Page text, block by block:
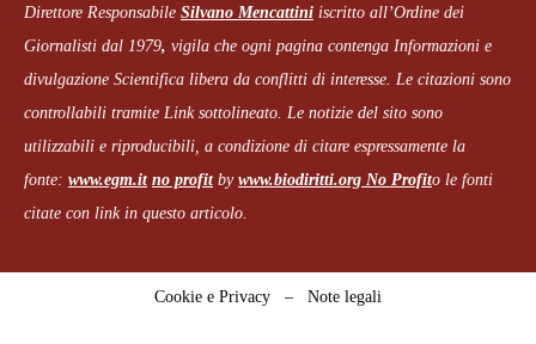
Direttore Responsabile Silvano Mencattini iscritto all’Ordine dei
Giornalisti dal 1979, vigila che ogni pagina contenga Informazioni e
divulgazione Scientifica libera da conflitti di interesse. Le citazioni sono
controllabili tramite Link sottolineato. Le notizie del sito sono
utilizzabili e riproducibili, a condizione di citare espressamente la
fonte: www.egm.it no profitby www.biodiritti.org No Profito le fonti
citate con link in questo articolo.
Cookie e Privacy – Note legali